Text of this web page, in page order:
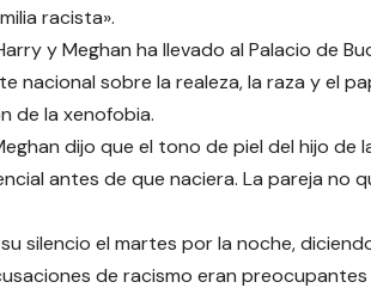
racista».
y Meghan ha llevado al Palacio de
nacional sobre la realeza, la raza y el
de la xenofobia.
dijo que el tono de piel del hijo de
antes de que naciera. La pareja no
silencio el martes por la noche,
de racismo eran